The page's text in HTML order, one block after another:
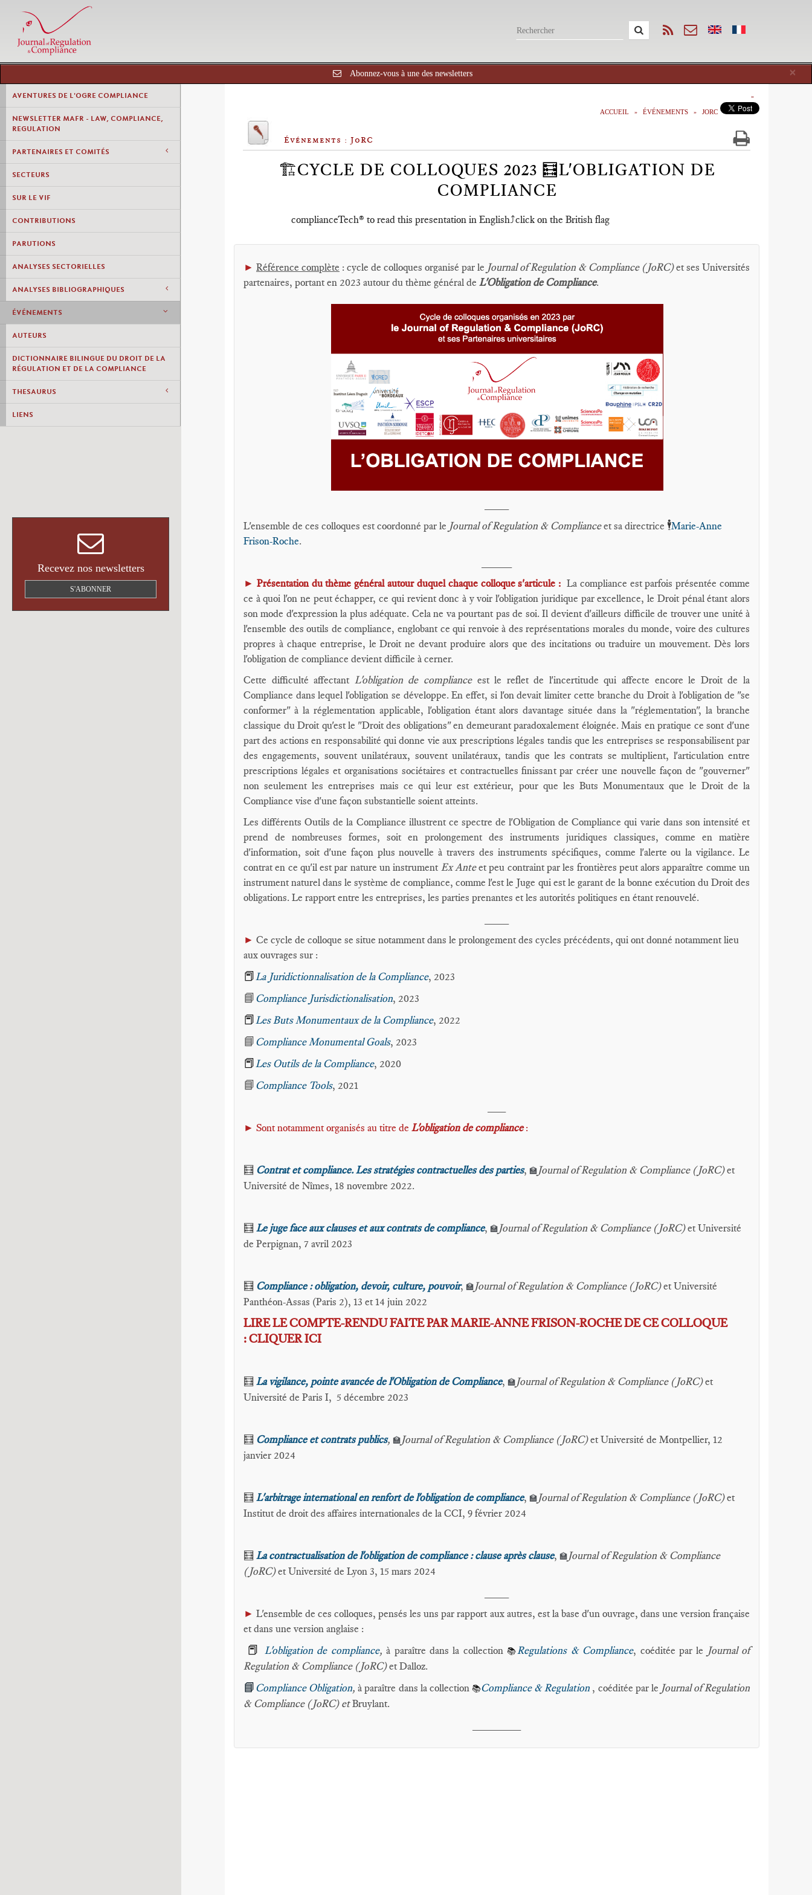
×
Abonnez-vous à une des newsletters
AVENTURES DE L'OGRE COMPLIANCE
NEWSLETTER MAFR - LAW, COMPLIANCE,
REGULATION
PARTENAIRES ET COMITÉS
SECTEURS
SUR LE VIF
CONTRIBUTIONS
PARUTIONS
ANALYSES SECTORIELLES
ANALYSES BIBLIOGRAPHIQUES
ÉVÉNEMENTS
AUTEURS
DICTIONNAIRE BILINGUE DU DROIT DE LA
RÉGULATION ET DE LA COMPLIANCE
THESAURUS
LIENS
Recevez nos newsletters
S'ABONNER
ACCUEIL ÉVÉNEMENTS JORC
Événements : JoRC
🏗️CYCLE DE COLLOQUES 2023 🧮L'OBLIGATION DE
COMPLIANCE
complianceTech® to read this presentation in English⤴️click on the British flag
► Référence complète : cycle de colloques organisé par le Journal of Regulation & Compliance (JoRC)et ses Universités
partenaires, portant en 2023 autour du thème général de L'Obligation de Compliance.
L'ensemble de ces colloques est coordonné par le Journal of Regulation & Complianceet sa directrice 🕴️Marie-Anne
Frison-Roche.
► Présentation du thème général autour duquel chaque colloque s'articule : La compliance est parfois présentée comme
ce à quoi l'on ne peut échapper, ce qui revient donc à y voir l'obligation juridique par excellence, le Droit pénal étant alors
son mode d'expression la plus adéquate. Cela ne va pourtant pas de soi. Il devient d'ailleurs difficile de trouver une unité à
l'ensemble des outils de compliance, englobant ce qui renvoie à des représentations morales du monde, voire des cultures
propres à chaque entreprise, le Droit ne devant produire alors que des incitations ou traduire un mouvement. Dès lors
l'obligation de compliance devient difficile à cerner.
Cette difficulté affectant L'obligation de compliance est le reflet de l'incertitude qui affecte encore le Droit de la
Compliance dans lequel l'obligation se développe. En effet, si l'on devait limiter cette branche du Droit à l'obligation de "se
conformer" à la réglementation applicable, l'obligation étant alors davantage située dans la "réglementation", la branche
classique du Droit qu'est le "Droit des obligations" en demeurant paradoxalement éloignée. Mais en pratique ce sont d'une
part des actions en responsabilité qui donne vie aux prescriptions légales tandis que les entreprises se responsabilisent par
des engagements, souvent unilatéraux, souvent unilatéraux, tandis que les contrats se multiplient, l'articulation entre
prescriptions légales et organisations sociétaires et contractuelles finissant par créer une nouvelle façon de "gouverner"
non seulement les entreprises mais ce qui leur est extérieur, pour que les Buts Monumentaux que le Droit de la
Compliance vise d'une façon substantielle soient atteints.
Les différents Outils de la Compliance illustrent ce spectre de l'Obligation de Compliance qui varie dans son intensité et
prend de nombreuses formes, soit en prolongement des instruments juridiques classiques, comme en matière
d'information, soit d'une façon plus nouvelle à travers des instruments spécifiques, comme l'alerte ou la vigilance. Le
contrat en ce qu'il est par nature un instrument Ex Anteet peu contraint par les frontières peut alors apparaître comme un
instrument naturel dans le système de compliance, comme l'est le Juge qui est le garant de la bonne exécution du Droit des
obligations. Le rapport entre les entreprises, les parties prenantes et les autorités politiques en étant renouvelé.
► Ce cycle de colloque se situe notamment dans le prolongement des cycles précédents, qui ont donné notamment lieu
aux ouvrages sur :
📕La Juridictionnalisation de la Compliance, 2023
📘 Compliance Jurisdictionalisation, 2023
📕Les Buts Monumentaux de la Compliance, 2022
📘 Compliance Monumental Goals, 2023
📕Les Outils de la Compliance, 2020
📘 Compliance Tools, 2021
► Sont notamment organisés au titre de L'obligation de compliance:
🧮 Contrat et compliance. Les stratégies contractuelles des parties, 🏫Journal of Regulation & Compliance (JoRC)et
Université de Nîmes, 18 novembre 2022.
🧮 Le juge face aux clauses et aux contrats de compliance, 🏫Journal of Regulation & Compliance (JoRC)et Université
de Perpignan, 7 avril 2023
🧮 Compliance : obligation, devoir, culture, pouvoir, 🏫Journal of Regulation & Compliance (JoRC)et Université
Panthéon-Assas (Paris 2), 13 et 14 juin 2022
LIRE LE COMPTE-RENDU FAITE PAR MARIE-ANNE FRISON-ROCHE DE CE COLLOQUE
: CLIQUER ICI
🧮 La vigilance, pointe avancée de l'Obligation de Compliance, 🏫Journal of Regulation & Compliance (JoRC)et
Université de Paris I, 5 décembre 2023
🧮 Compliance et contrats publics, 🏫Journal of Regulation & Compliance (JoRC)et Université de Montpellier, 12
janvier 2024
🧮 L'arbitrage international en renfort de l'obligation de compliance, 🏫Journal of Regulation & Compliance (JoRC)et
Institut de droit des affaires internationales de la CCI, 9 février 2024
🧮 La contractualisation de l'obligation de compliance : clause après clause, 🏫Journal of Regulation & Compliance
(JoRC)et Université de Lyon 3, 15 mars 2024
►L'ensemble de ces colloques, pensés les uns par rapport aux autres, est la base d'un ouvrage, dans une version française
et dans une version anglaise :
📕L'obligation de compliance,à paraître dans la collection 📚Regulations & Compliance, coéditée par le Journal of
Regulation & Compliance (JoRC)et Dalloz.
📘 Compliance Obligation, à paraître dans la collection 📚Compliance & Regulation , coéditée par le Journal of Regulation
& Compliance (JoRC) etBruylant.